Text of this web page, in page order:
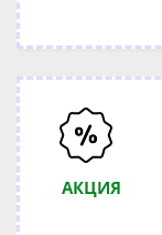
АКЦИЯ